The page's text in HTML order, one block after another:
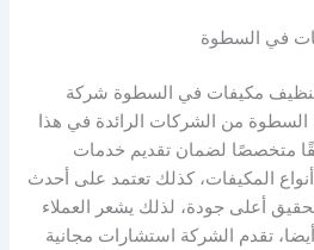
في السطوة
مكيفات في السطوة شركة
من الشركات الرائدة في هذا
متخصصًا لضمان تقديم خدمات
المكيفات، كذلك تعتمد على أحدث
أعلى جودة، لذلك يشعر العملاء
تقدم الشركة استشارات مجانية